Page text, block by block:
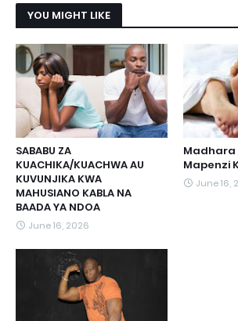
YOU MIGHT LIKE
SABABU ZA
KUACHIKA/KUACHWA AU
KUVUNJIKA KWA
MAHUSIANO KABLA NA
BAADA YA NDOA
June 16, 2026
Madhara
Mapenzi
June 16,